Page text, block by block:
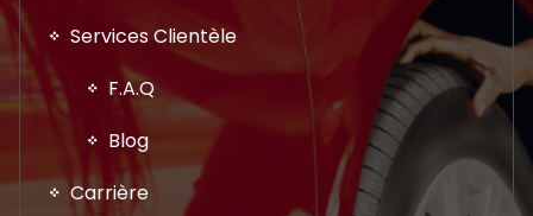
Services Clientèle
F.A.Q
Blog
Carrière